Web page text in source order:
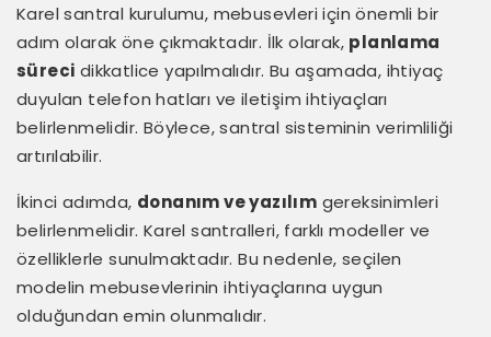
Karel santral kurulumu, mebusevleri için önemli bir
adım olarak öne çıkmaktadır. İlk olarak, planlama
süreci dikkatlice yapılmalıdır. Bu aşamada, ihtiyaç
duyulan telefon hatları ve iletişim ihtiyaçları
belirlenmelidir. Böylece, santral sisteminin verimliliği
artırılabilir.
İkinci adımda, donanım ve yazılım gereksinimleri
belirlenmelidir. Karel santralleri, farklı modeller ve
özelliklerle sunulmaktadır. Bu nedenle, seçilen
modelin mebusevlerinin ihtiyaçlarına uygun
olduğundan emin olunmalıdır.